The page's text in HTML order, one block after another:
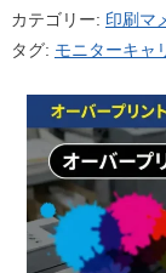
カテゴリー: 印刷マ
タグ: モニターキャ